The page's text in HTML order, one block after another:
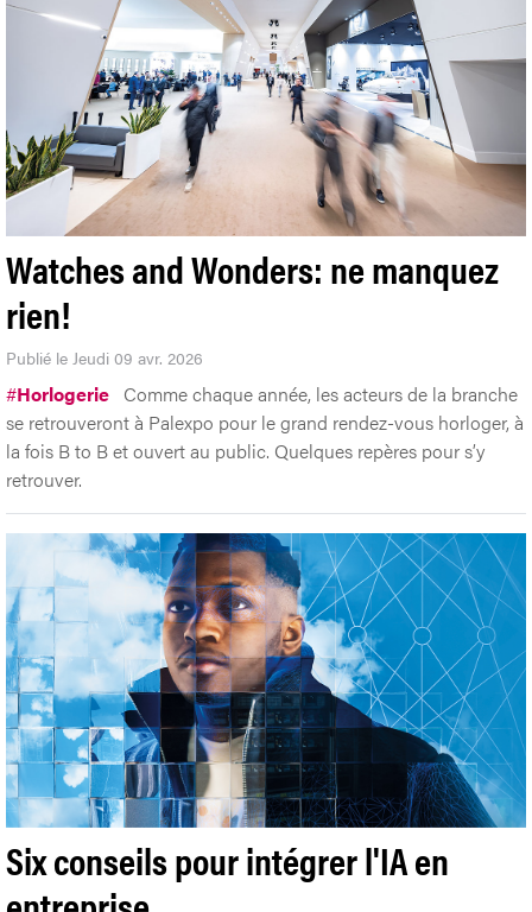
Watches and Wonders: ne manquez
rien!
Publié le Jeudi 09 avr. 2026
#Horlogerie Comme chaque année, les acteurs de la branche
se retrouveront à Palexpo pour le grand rendez-vous horloger, à
la fois B to B et ouvert au public. Quelques repères pour s’y
retrouver.
Six conseils pour intégrer l'IA en